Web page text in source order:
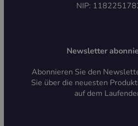
NIP:
Newsletter
Abonnieren Sie den
Sie über die neuesten
auf dem